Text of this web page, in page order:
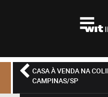
CASA À VENDA NA
CAMPINAS/SP